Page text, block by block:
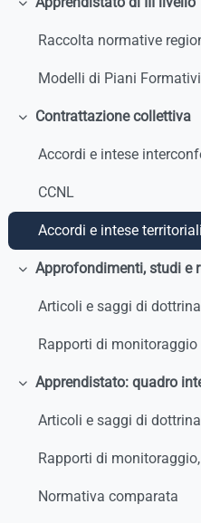
Minimizza
Raccolta normative
Minimizza
Contrattazione collettiva
CCNL
Accordi e intese territoriali
Minimizza
Articoli e saggi di dottrina
Rapporti di monitoraggio
Minimizza
Articoli e saggi di dottrina
Normativa comparata